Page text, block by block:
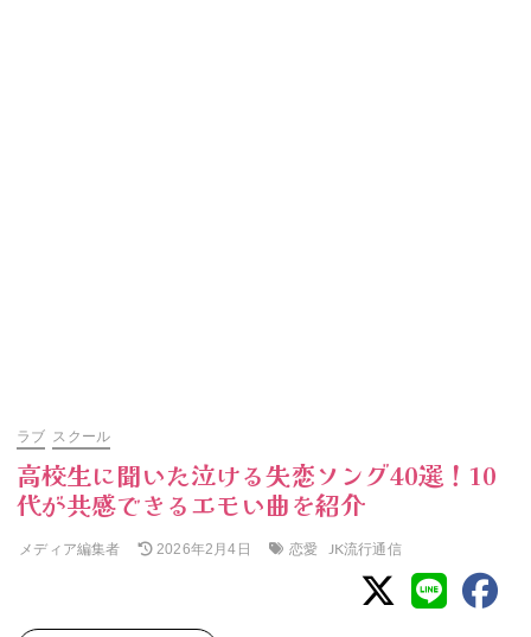
ラブ スクール
高校生に聞いた泣ける失恋ソング40選！10
代が共感できるエモい曲を紹介
メディア編集者 2026年2月4日 恋愛 JK流行通信